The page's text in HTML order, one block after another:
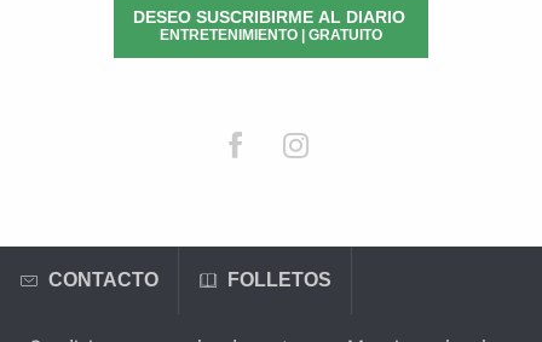
DESEO SUSCRIBIRME AL DIARIO
ENTRETENIMIENTO | GRATUITO
CONTACTO FOLLETOS